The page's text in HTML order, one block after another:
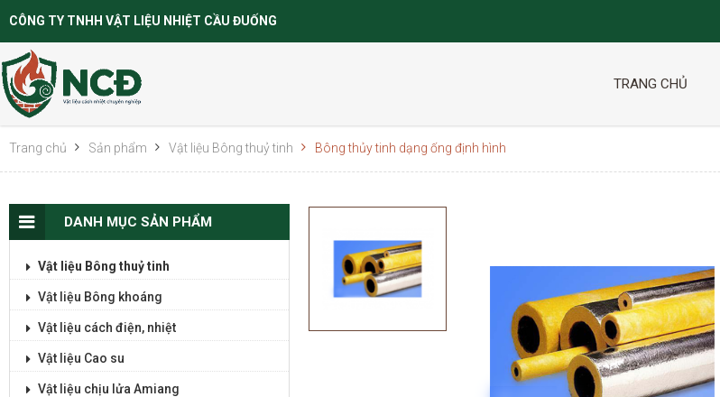
CÔNG TY TNHH VẬT LIỆU NHIỆT CẦU ĐUỐNG
TRANG CHỦ
Trang chủ Sản phẩm Vật liệu Bông thuỷ tinh Bông thủy tinh dạng ống định hình
DANH MỤC SẢN PHẨM
Vật liệu Bông thuỷ tinh
Vật liệu Bông khoáng
Vật liệu cách điện, nhiệt
Vật liệu Cao su
Vật liệu chịu lửa Amiang